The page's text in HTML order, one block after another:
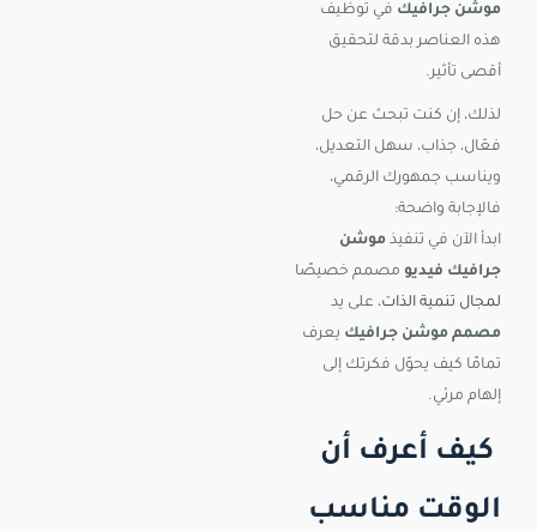
موشن جرافيك في توظيف
هذه العناصر بدقة لتحقيق
أقصى تأثير.
لذلك، إن كنت تبحث عن حل
فعّال، جذاب، سهل التعديل،
ويناسب جمهورك الرقمي،
فالإجابة واضحة:
ابدأ الآن في تنفيذ موشن
جرافيك فيديو مصمم خصيصًا
لمجال تنمية الذات، على يد
مصمم موشن جرافيك يعرف
تمامًا كيف يحوّل فكرتك إلى
إلهام مرئي.
كيف أعرف أن
الوقت مناسب